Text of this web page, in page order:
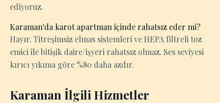
ediyoruz.
Karaman'da karot apartman içinde rahatsız eder mi?
Hayır. Titreşimsiz elmas sistemleri ve HEPA filtreli toz
emici ile bitişik daire/işyeri rahatsız olmaz. Ses seviyesi
kırıcı yıkıma göre %80 daha azdır.
Karaman İlgili Hizmetler